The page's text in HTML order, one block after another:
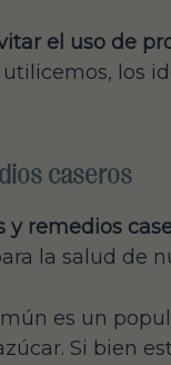
el uso de
los
caseros
y remedios
la salud de
es un
Si bien